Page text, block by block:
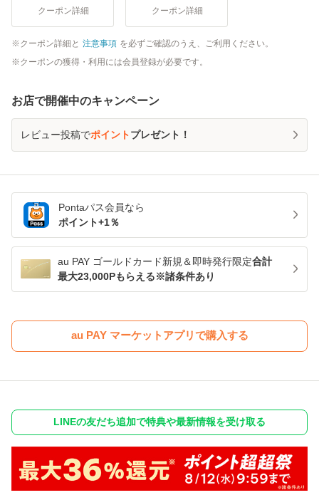
クーポン詳細 クーポン詳細
クーポン詳細と 注意事項 を必ずご確認のうえ、ご利用ください。
クーポンの獲得・利用には会員登録が必要です。
お店で開催中のキャンペーン
レビュー投稿でポイントプレゼント！
Pontaパス会員なら
ポイント+1％
au PAY ゴールドカード新規＆即時発行限定合計
最大23,000Pもらえる※諸条件あり
au PAY マーケットアプリで購入する
LINEの友だち追加で特典や最新情報を受け取る